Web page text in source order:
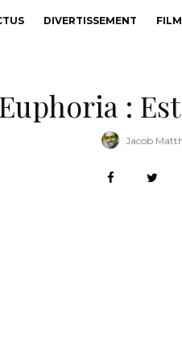
DIVERTISSEMENT
:
Jacob